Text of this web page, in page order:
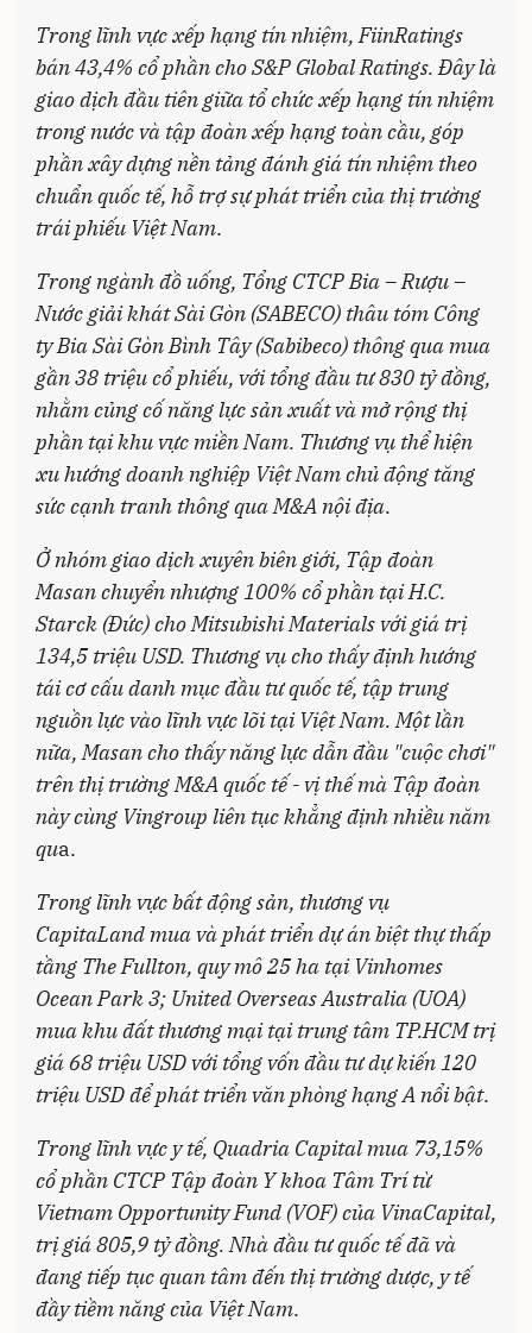
Trong lĩnh vực xếp hạng tín nhiệm, FiinRatings
bán 43,4% cổ phần cho S&P Global Ratings. Đây là
giao dịch đầu tiên giữa tổ chức xếp hạng tín nhiệm
trong nước và tập đoàn xếp hạng toàn cầu, góp
phần xây dựng nền tảng đánh giá tín nhiệm theo
chuẩn quốc tế, hỗ trợ sự phát triển của thị trường
trái phiếu Việt Nam.
Trong ngành đồ uống, Tổng CTCP Bia – Rượu –
Nước giải khát Sài Gòn (SABECO) thâu tóm Công
ty Bia Sài Gòn Bình Tây (Sabibeco) thông qua mua
gần 38 triệu cổ phiếu, với tổng đầu tư 830 tỷ đồng,
nhằm củng cố năng lực sản xuất và mở rộng thị
phần tại khu vực miền Nam. Thương vụ thể hiện
xu hướng doanh nghiệp Việt Nam chủ động tăng
sức cạnh tranh thông qua M&A nội địa.
Ở nhóm giao dịch xuyên biên giới, Tập đoàn
Masan chuyển nhượng 100% cổ phần tại H.C.
Starck (Đức) cho Mitsubishi Materials với giá trị
134,5 triệu USD. Thương vụ cho thấy định hướng
tái cơ cấu danh mục đầu tư quốc tế, tập trung
nguồn lực vào lĩnh vực lõi tại Việt Nam. Một lần
nữa, Masan cho thấy năng lực dẫn đầu "cuộc chơi"
trên thị trường M&A quốc tế - vị thế mà Tập đoàn
này cùng Vingroup liên tục khẳng định nhiều năm
qua.
Trong lĩnh vực bất động sản, thương vụ
CapitaLand mua và phát triển dự án biệt thự thấp
tầng The Fullton, quy mô 25 ha tại Vinhomes
Ocean Park 3; United Overseas Australia (UOA)
mua khu đất thương mại tại trung tâm TP.HCM trị
giá 68 triệu USD với tổng vốn đầu tư dự kiến 120
triệu USD để phát triển văn phòng hạng A nổi bật.
Trong lĩnh vực y tế, Quadria Capital mua 73,15%
cổ phần CTCP Tập đoàn Y khoa Tâm Trí từ
Vietnam Opportunity Fund (VOF) của VinaCapital,
trị giá 805,9 tỷ đồng. Nhà đầu tư quốc tế đã và
đang tiếp tục quan tâm đến thị trường dược, y tế
đầy tiềm năng của Việt Nam.